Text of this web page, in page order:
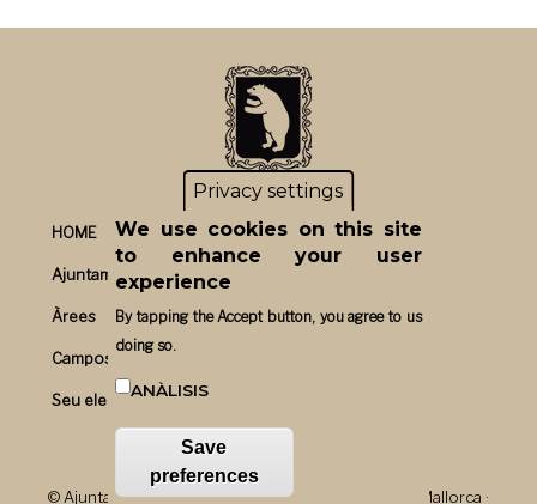
HOME
Ajuntament
Àrees
Campos un bon pla
Seu electrònica
© Ajuntament de Campos, Plaça Major, 1 · 07630 · Mallorca ·
Privacy settings
We use cookies on this site
to enhance your user
experience
By tapping the Accept button, you agree to us
doing so.
ANÀLISIS
Save
preferences